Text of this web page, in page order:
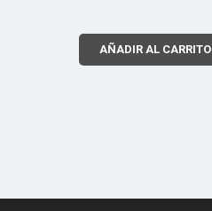
AÑADIR AL CARRITO